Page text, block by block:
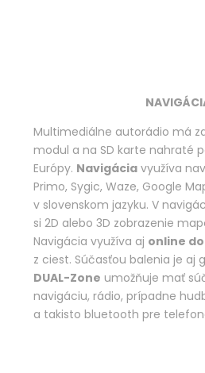
Multimediálne autorádio má
modul a na SD karte nahraté
Európy. Navigácia využíva
Primo, Sygic, Waze, Google
v slovenskom jazyku. V
si 2D alebo 3D zobrazenie
Navigácia využíva aj online
z ciest. Súčasťou balenia je aj
DUAL-Zone umožňuje mať
navigáciu, rádio, prípadne
a takisto bluetooth pre